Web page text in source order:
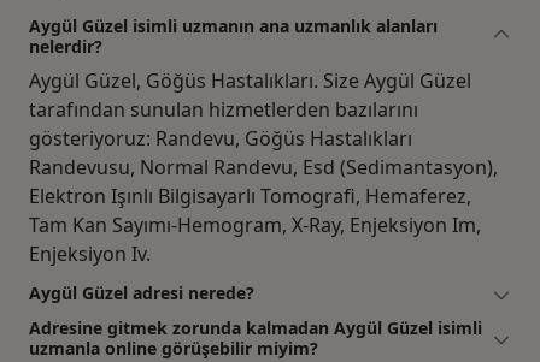
Aygül Güzel isimli uzmanın ana uzmanlık alanları
nelerdir?
Aygül Güzel, Göğüs Hastalıkları. Size Aygül Güzel
tarafından sunulan hizmetlerden bazılarını
gösteriyoruz: Randevu, Göğüs Hastalıkları
Randevusu, Normal Randevu, Esd (Sedimantasyon),
Elektron Işınlı Bilgisayarlı Tomografi, Hemaferez,
Tam Kan Sayımı-Hemogram, X-Ray, Enjeksiyon Im,
Enjeksiyon Iv.
Aygül Güzel adresi nerede?
Adresine gitmek zorunda kalmadan Aygül Güzel isimli
uzmanla online görüşebilir miyim?